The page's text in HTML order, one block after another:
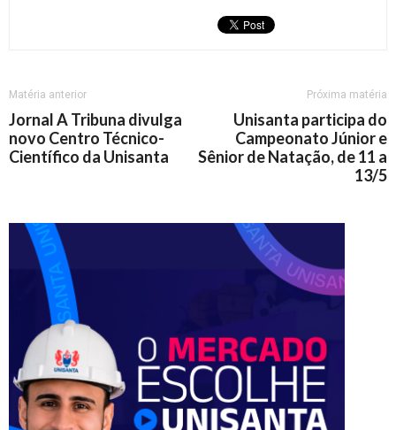
Matéria anterior
Jornal A Tribuna divulga
novo Centro Técnico-
Científico da Unisanta
Próxima matéria
Unisanta participa do
Campeonato Júnior e
Sênior de Natação, de 11 a
13/5